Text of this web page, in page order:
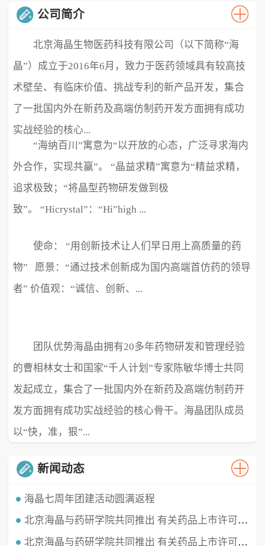
公司简介
北京海晶生物医药科技有限公司（以下简称“海
晶”）成立于2016年6月，致力于医药领域具有较高技
术壁垒、有临床价值、挑战专利的新产品开发，集合
了一批国内外在新药及高端仿制药开发方面拥有成功
实战经验的核心...
“海纳百川”寓意为“以开放的心态，广泛寻求海内
外合作，实现共赢”。 “晶益求精”寓意为“精益求精，
追求极致；“将晶型药物研发做到极
致”。 “Hicrystal”：“Hi”high ...
使命： “用创新技术让人们早日用上高质量的药
物” 愿景：“通过技术创新成为国内高端首仿药的领导
者” 价值观：“诚信、创新、...
极致、超越” ...
团队优势海晶由拥有20多年药物研发和管理经验
的曹相林女士和国家“千人计划”专家陈敏华博士共同
发起成立，集合了一批国内外在新药及高端仿制药开
发方面拥有成功实战经验的核心骨干。海晶团队成员
以“快，准，狠”...
新闻动态
海晶七周年团建活动圆满返程
时光穿梭，白驹过隙，海晶已经七周岁啦！这七年我们携手同行，履践致远，砥砺深耕。值此海晶周年庆典之北京海晶与药研学院共同推出 有关药品上市许可持有人（MAH）的直播课程
北京海晶生物医药科技有限公司董事长兼总经理曹相林女士再次受邀做客药研学院直播间，对药品上市许可持有
北京海晶与药研学院共同推出 有关药品上市许可持有人（MAH）的直播课程